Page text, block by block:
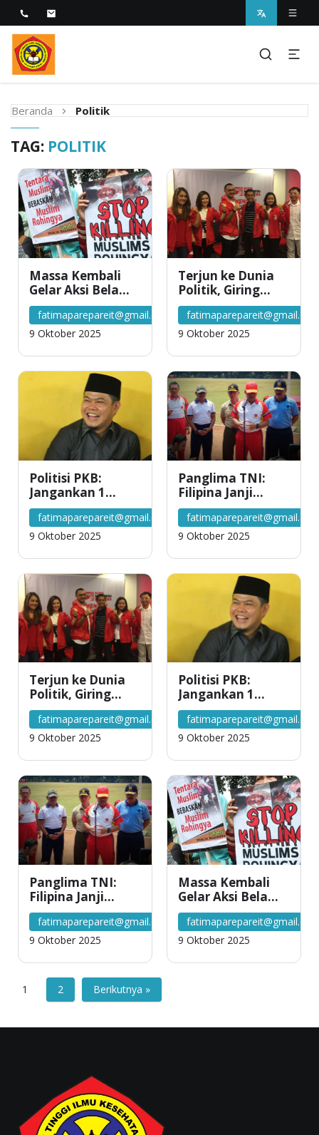
STIKES Fatima Parepare
Melayani dengan Kebijaksanaan Kasih
Beranda Politik
TAG: POLITIK
Massa Kembali
Gelar Aksi Bela
Rohingya di
Kedubes
Myanmar
fatimaparepareit@gmail.com
9 Oktober 2025
Terjun ke Dunia
Politik, Giring
\’Nidji\’ Syukuran
di Rumahnya
9 Oktober 2025
Politisi PKB:
Jangankan 1
Bulan, 3 Bulan
Gaji Saja Saya
Siap untuk
fatimaparepareit@gmail.com
9 Oktober 2025
Panglima TNI:
Filipina Janji
Bebaskan Lima
WNI yang
Disandera Abu
9 Oktober 2025
Terjun ke Dunia
Politik, Giring
\’Nidji\’ Syukuran
di Rumahnya
fatimaparepareit@gmail.com
9 Oktober 2025
Politisi PKB:
Jangankan 1
Bulan, 3 Bulan
Gaji Saja Saya
Siap untuk
9 Oktober 2025
Panglima TNI:
Filipina Janji
Bebaskan Lima
WNI yang
Disandera Abu
fatimaparepareit@gmail.com
9 Oktober 2025
Massa Kembali
Gelar Aksi Bela
Rohingya di
Kedubes
Myanmar
9 Oktober 2025
1 2 Berikutnya »